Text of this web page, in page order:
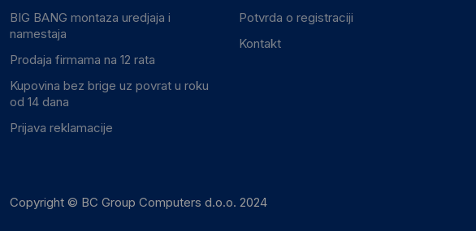
BIG BANG montaza uredjaja i
namestaja
Prodaja firmama na 12 rata
Kupovina bez brige uz povrat u roku
od 14 dana
Prijava reklamacije
Potvrda o registraciji
Kontakt
Copyright © BC Group Computers d.o.o. 2024